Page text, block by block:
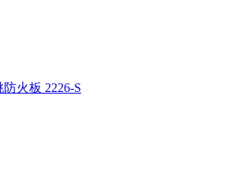
防火板 2226-S